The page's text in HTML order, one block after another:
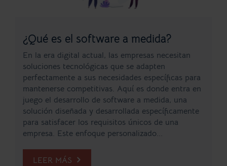
¿Qué es el software a medida?
En la era digital actual, las empresas necesitan
soluciones tecnológicas que se adapten
perfectamente a sus necesidades específicas para
mantenerse competitivas. Aquí es donde entra en
juego el desarrollo de software a medida, una
solución diseñada y desarrollada específicamente
para satisfacer los requisitos únicos de una
empresa. Este enfoque personalizado...
LEER MÁS